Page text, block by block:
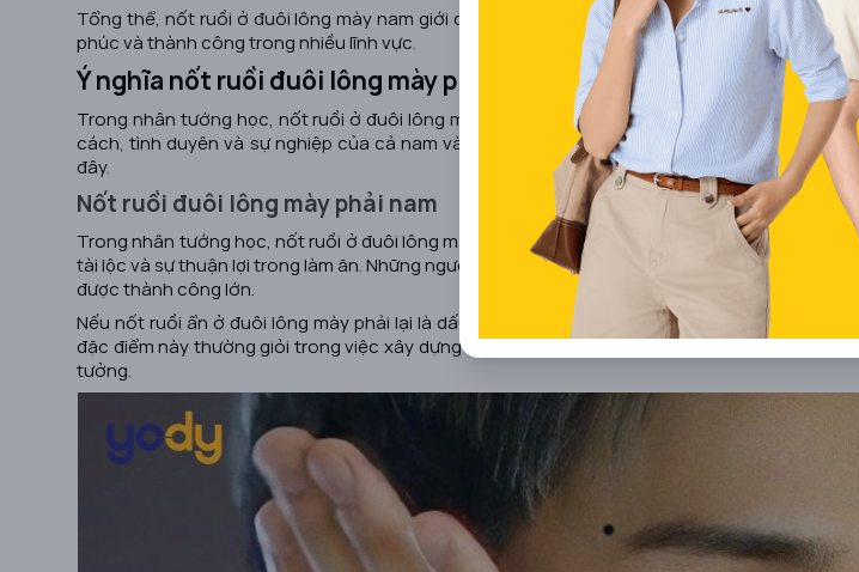
Tổng thể, nốt ruồi ở đuôi lông mày nam giới được xem là dấu hiệu tốt lành, báo hiệu cuộc
phúc và thành công trong nhiều lĩnh vực.
Ý nghĩa nốt ruồi đuôi lông mày phải ở nam và nữ
Trong nhân tướng học, nốt ruồi ở đuôi lông mày phải được coi là một dấu hiệu đặc biệt, tiết
cách, tình duyên và sự nghiệp của cả nam và nữ. Hãy cùng khám phá chi tiết ý nghĩa của
đây.
Nốt ruồi đuôi lông mày phải nam
Trong nhân tướng học, nốt ruồi ở đuôi lông mày phải nếu nổi rõ, to và đậm màu thường được
tài lộc và sự thuận lợi trong làm ăn. Những người sở hữu nốt ruồi này thường có khả năng giao
được thành công lớn.
Nếu nốt ruồi ẩn ở đuôi lông mày phải lại là dấu hiệu của sự thông minh và sự khéo léo trong
đặc điểm này thường giỏi trong việc xây dựng và duy trì các mối quan hệ xã hội, được nhiều
tưởng.